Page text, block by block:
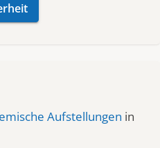
Aufstellungen in